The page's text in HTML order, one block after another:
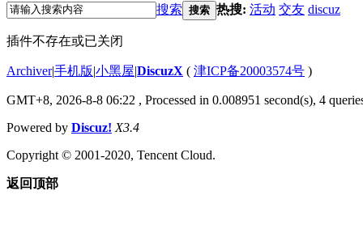
搜索 搜索 热搜: 活动 交友 discuz
插件不存在或已关闭
Archiver|手机版|小黑屋|DiscuzX ( 津ICP备20003574号 )
GMT+8, 2026-8-8 06:22 , Processed in 0.008951 second(s), 4
Powered by Discuz! X3.4
Copyright © 2001-2020, Tencent Cloud.
返回顶部